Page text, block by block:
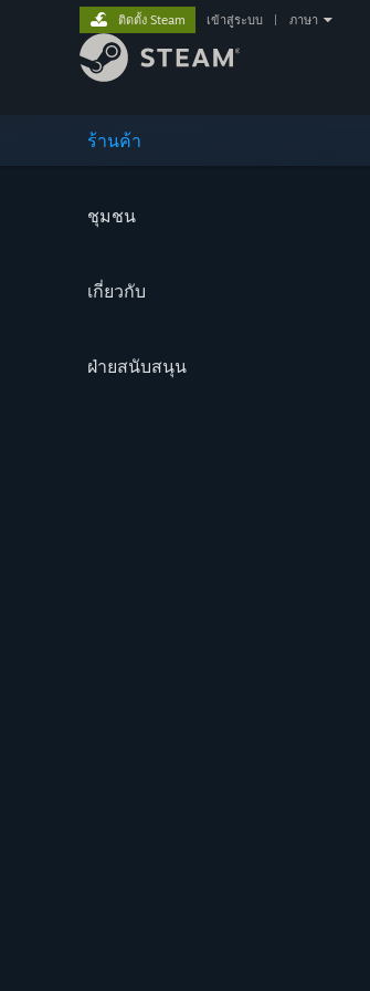
ร้านค้า
ชุมชน
เกี่ยวกับ
ฝ่ายสนับสนุน
ติดตั้ง Steam เข้าสู่ระบบ ภาษา